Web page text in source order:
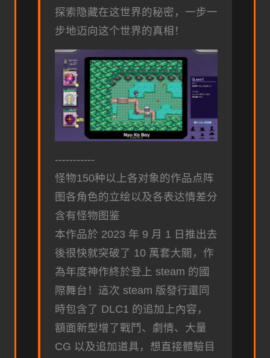
探索隐藏在这世界的秘密，一步一
步地迈向这个世界的真相！
-----------
怪物150种以上各对象的作品点阵
图 各角色的立绘以及各表达情差分
含有怪物图鉴
本作品於 2023 年 9 月 1 日推出去
後很快就突破了 10 萬套大關，作
為年度神作終於登上 steam 的國
際舞台！這次 steam 版發行還同
時包含了 DLC1 的追加上內容，
額面新型增了戰鬥、劇情、大量
CG 以及追加道具，想直接體驗目